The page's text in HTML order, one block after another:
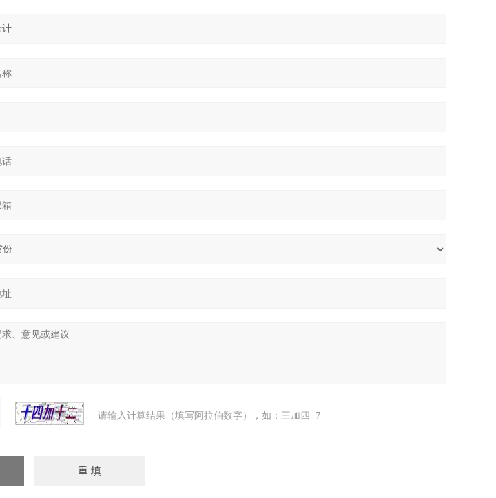
请输入计算结果（填写阿拉伯数字），如：三加四=7